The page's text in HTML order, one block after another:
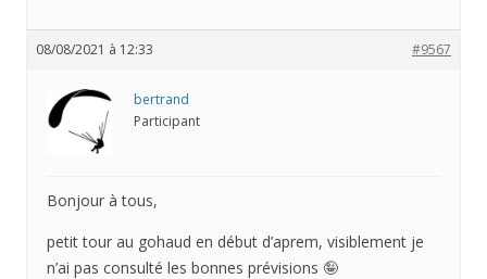
08/08/2021 à 12:33 #9567
bertrand
Participant
Bonjour à tous,
petit tour au gohaud en début d’aprem, visiblement je
n’ai pas consulté les bonnes prévisions 🤪